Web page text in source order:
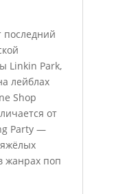
Linkin Park,
лейблах
Shop
от
Party —
жанрах поп